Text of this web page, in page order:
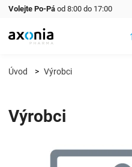
Volejte Po-Pá od 8:00 do 17:00
Úvod Výrobci
Výrobci